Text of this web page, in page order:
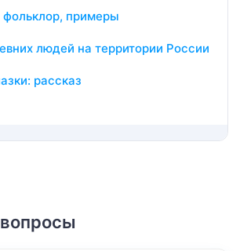
примеры
людей на территории России
рассказ